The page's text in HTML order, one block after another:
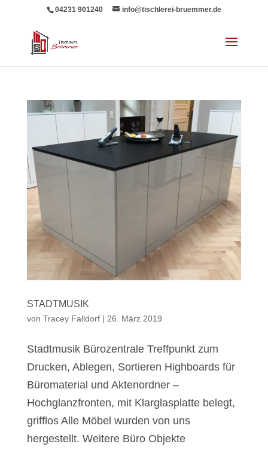
04231 901240 info@tischlerei-bruemmer.de
STADTMUSIK
von Tracey Falldorf| 26. März 2019
Stadtmusik Bürozentrale Treffpunkt zum
Drucken, Ablegen, Sortieren Highboards für
Büromaterial und Aktenordner –
Hochglanzfronten, mit Klarglasplatte belegt,
grifflos Alle Möbel wurden von uns
hergestellt. Weitere Büro Objekte